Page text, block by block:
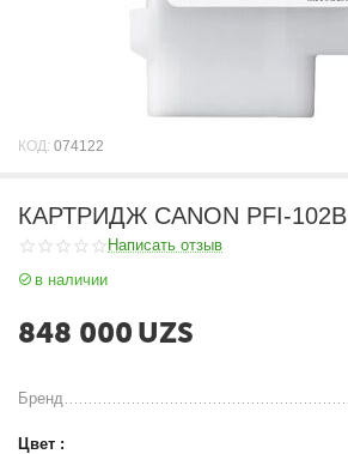
КОД: 074122
КАРТРИДЖ CANON PFI-102B
Написать отзыв
в наличии
848 000 UZS
Бренд
Цвет :